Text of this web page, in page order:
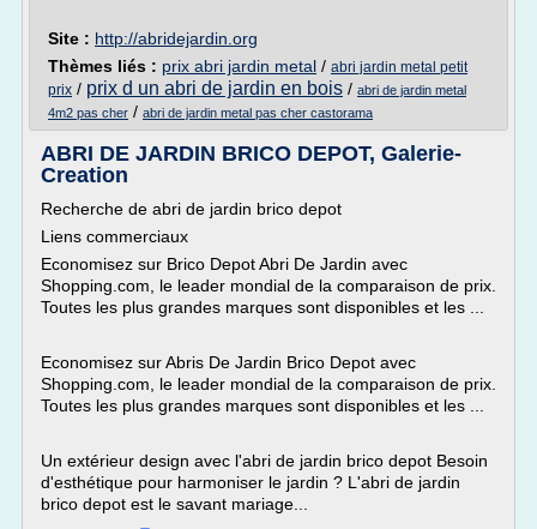
Site : http://abridejardin.org
Thèmes liés : prix abri jardin metal / abri jardin metal petit
prix / prix d un abri de jardin en bois / abri de jardin metal
4m2 pas cher / abri de jardin metal pas cher castorama
ABRI DE JARDIN BRICO DEPOT, Galerie-
Creation
Recherche de abri de jardin brico depot
Liens commerciaux
Economisez sur Brico Depot Abri De Jardin avec
Shopping.com, le leader mondial de la comparaison de prix.
Toutes les plus grandes marques sont disponibles et les ...
Economisez sur Abris De Jardin Brico Depot avec
Shopping.com, le leader mondial de la comparaison de prix.
Toutes les plus grandes marques sont disponibles et les ...
Un extérieur design avec l'abri de jardin brico depot Besoin
d'esthétique pour harmoniser le jardin ? L'abri de jardin
brico depot est le savant mariage...